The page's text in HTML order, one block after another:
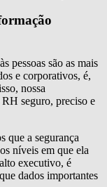
pessoas são as mais
e corporativos, é,
nossa
seguro, preciso e
que a segurança
níveis em que ela
executivo, é
dados importantes